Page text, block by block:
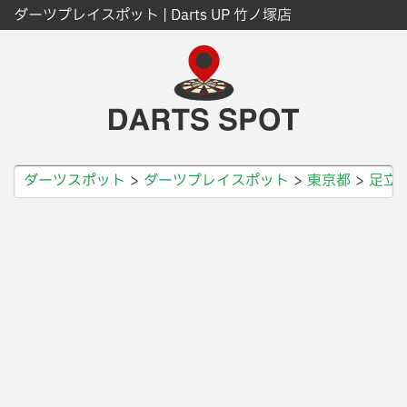
ダーツプレイスポット | Darts UP 竹ノ塚店
ダーツスポット ダーツプレイスポット 東京都 足立